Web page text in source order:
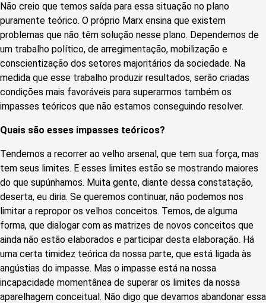
Não creio que temos saída para essa situação no plano
puramente teórico. O próprio Marx ensina que existem
problemas que não têm solução nesse plano. Dependemos de
um trabalho político, de arregimentação, mobilização e
conscientização dos setores majoritários da sociedade. Na
medida que esse trabalho produzir resultados, serão criadas
condições mais favoráveis para superarmos também os
impasses teóricos que não estamos conseguindo resolver.
Quais são esses impasses teóricos?
Tendemos a recorrer ao velho arsenal, que tem sua força, mas
tem seus limites. E esses limites estão se mostrando maiores
do que supúnhamos. Muita gente, diante dessa constatação,
deserta, eu diria. Se queremos continuar, não podemos nos
limitar a repropor os velhos conceitos. Temos, de alguma
forma, que dialogar com as matrizes de novos conceitos que
ainda não estão elaborados e participar desta elaboração. Há
uma certa timidez teórica da nossa parte, que está ligada às
angústias do impasse. Mas o impasse está na nossa
incapacidade momentânea de superar os limites da nossa
aparelhagem conceitual. Não digo que devamos abandonar essa